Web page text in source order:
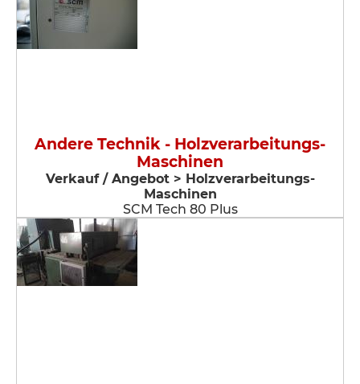
Andere Technik - Holzverarbeitungs-
Maschinen
Verkauf / Angebot > Holzverarbeitungs-
Maschinen
SCM Tech 80 Plus